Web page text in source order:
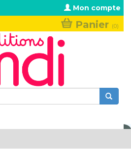
Mon compte
Panier (0)